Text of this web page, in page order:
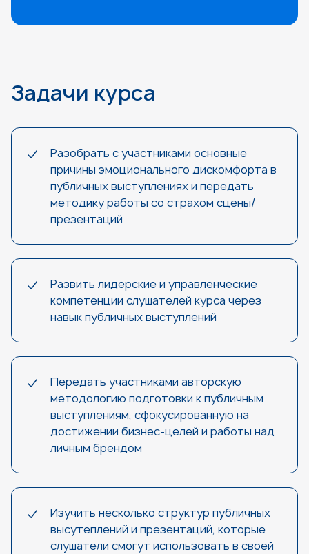
Задачи курса
Разобрать с участниками основные
причины эмоционального дискомфорта в
публичных выступлениях и передать
методику работы со страхом сцены/
презентаций
Развить лидерские и управленческие
компетенции слушателей курса через
навык публичных выступлений
Передать участниками авторскую
методологию подготовки к публичным
выступлениям, сфокусированную на
достижении бизнес-целей и работы над
личным брендом
Изучить несколько структур публичных
высутеплений и презентаций, которые
слушатели смогут использовать в своей